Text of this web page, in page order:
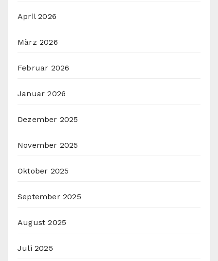
April 2026
März 2026
Februar 2026
Januar 2026
Dezember 2025
November 2025
Oktober 2025
September 2025
August 2025
Juli 2025